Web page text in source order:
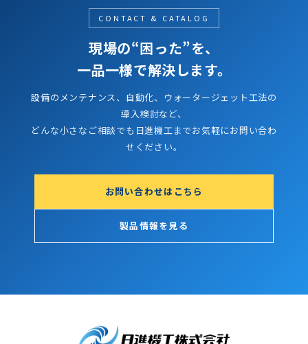
CONTACT & CATALOG
現場の“困った”を、
一品一様で解決します。
設備のメンテナンス、自動化、ウォータージェット工法の
導入検討など、
どんな小さなご相談でも日進機工までお気軽にお問い合わ
せください。
お問い合わせはこちら
製品情報を見る